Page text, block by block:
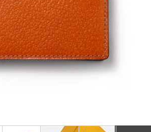
カートに追加
カートに追加